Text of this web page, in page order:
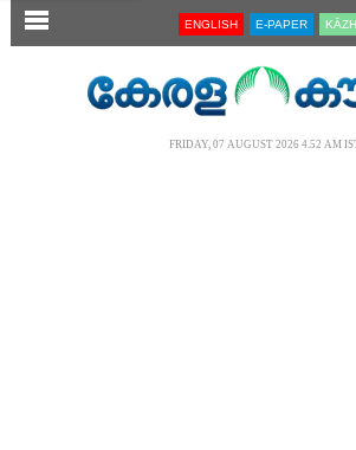
SECTIONS ENGLISH E-PAPER
FRIDAY, 07 AUGUST 2026 4.52 AM